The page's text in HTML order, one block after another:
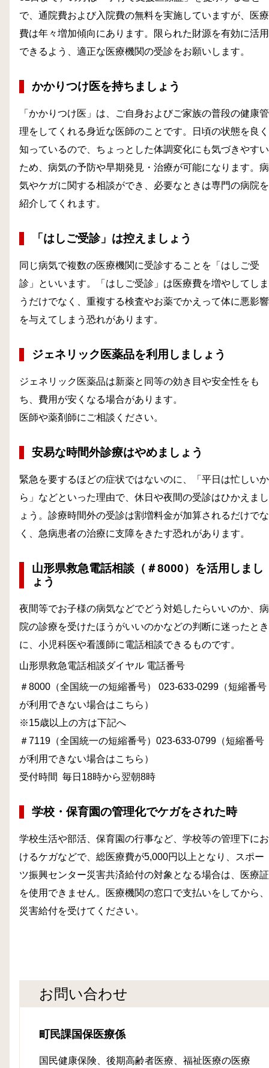
で、通院費および入院費の無料を実施していますが、医療
費は年々増加傾向にあります。限られた財源を有効に活用
できるよう、適正な医療機関の受診をお願いします。
かかりつけ医を持ちましょう
「かかりつけ医」は、ご自身およびご家族の普段の健康管
理をしてくれる身近な医師のことです。日頃の状態を良く
知っているので、ちょっとした体調変化にも気づきやすい
ため、病気の予防や早期発見・治療が可能になります。病
気やケガに関する相談ができ、必要なときは専門の病院を
紹介してくれます。
「はしご受診」は控えましょう
同じ病気で複数の医療機関に受診することを「はしご受
診」といいます。「はしご受診」は医療費を増やしてしま
うだけでなく、重複する検査やお薬でかえって体に悪影響
を与えてしまう恐れがあります。
ジェネリック医薬品を利用しましょう
ジェネリック医薬品は新薬と同等の効き目や安全性をも
ち、費用が安くなる場合があります。
医師や薬剤師にご相談ください。
安易な時間外診療はやめましょう
緊急を要するほどの症状ではないのに、「平日は忙しいか
ら」などといった理由で、休日や夜間の受診はひかえまし
ょう。診療時間外の受診は割増料金が加算されるだけでな
く、急病患者の治療に支障をきたす恐れがあります。
山形県救急電話相談（＃8000）を活用しまし
ょう
夜間等でお子様の病気などでどう対処したらいいのか、病
院の診療を受けたほうがいいのかなどの判断に迷ったとき
に、小児科医や看護師に電話相談できるものです。
山形県救急電話相談ダイヤル 電話番号
＃8000（全国統一の短縮番号） 023-633-0299（短縮番号
が利用できない場合はこちら）
※15歳以上の方は下記へ
＃7119（全国統一の短縮番号）023-633-0799（短縮番号
が利用できない場合はこちら）
受付時間 毎日18時から翌朝8時
学校・保育園の管理化でケガをされた時
学校生活や部活、保育園の行事など、学校等の管理下にお
けるケガなどで、総医療費が5,000円以上となり、スポー
ツ振興センター災害共済給付の対象となる場合は、医療証
を使用できません。医療機関の窓口で支払いをしてから、
災害給付を受けてください。
お問い合わせ
町民課国保医療係
国民健康保険、後期高齢者医療、福祉医療の医療